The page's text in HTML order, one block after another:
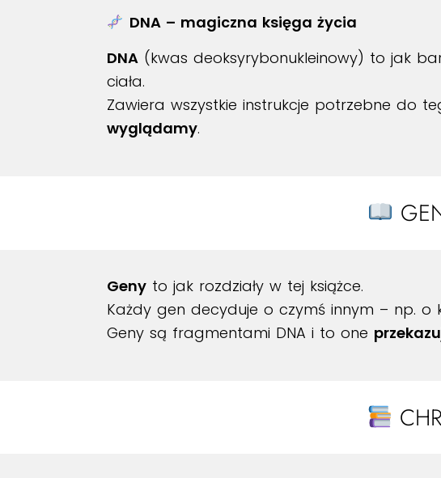
DNA – magiczna księga życia
DNA (kwas deoksyrybonukleinowy) to jak
ciała.
Zawiera wszystkie instrukcje potrzebne do
wyglądamy.
Geny to jak rozdziały w tej książce.
Każdy gen decyduje o czymś innym – np. o
Geny są fragmentami DNA i to one